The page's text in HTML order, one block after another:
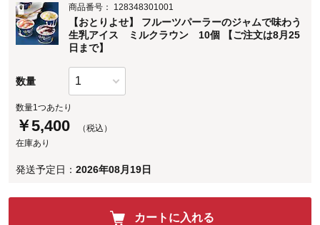
商品番号： 128348301001
【おとりよせ】 フルーツパーラーのジャムで味わう
生乳アイス ミルクラウン 10個 【ご注文は8月25
日まで】
数量
数量1つあたり
￥5,400
（税込）
在庫あり
発送予定日： 2026年08月19日
カートに入れる